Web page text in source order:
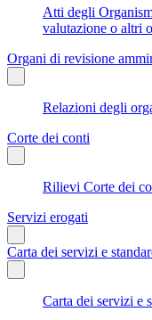
Atti degli
valutazione o altri
Organi di revisione
Relazioni degli
Corte dei conti
Rilievi Corte dei
Servizi erogati
Carta dei servizi e
Carta dei servizi e